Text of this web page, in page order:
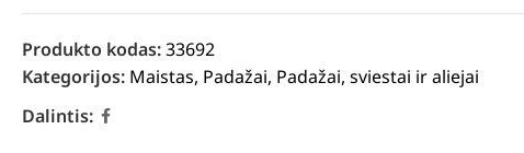
Produkto kodas:33692
Kategorijos: Maistas, Padažai, Padažai, sviestai ir aliejai
Dalintis: